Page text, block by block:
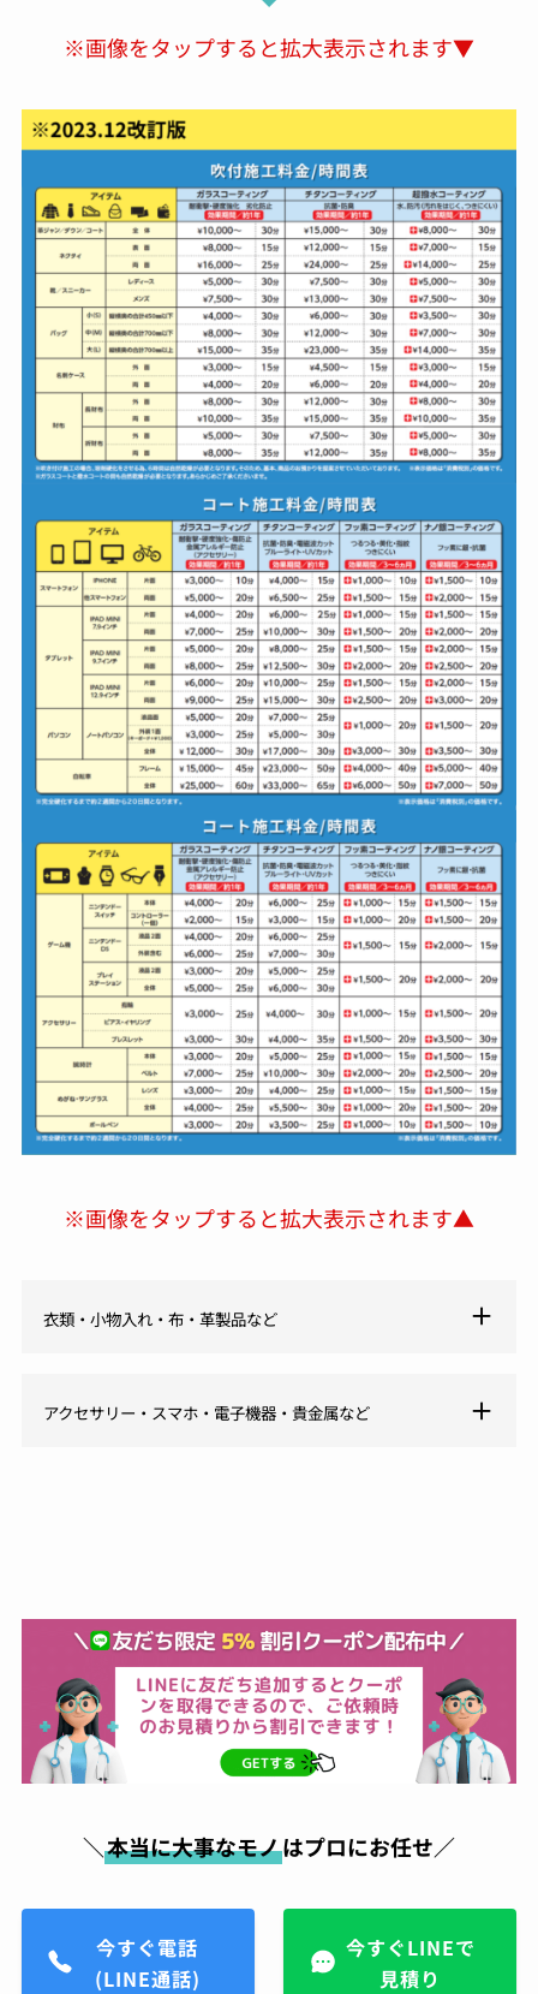
※画像をタップすると拡大表示されます▼
※画像をタップすると拡大表示されます▲
衣類・小物入れ・布・革製品など
アクセサリー・スマホ・電子機器・貴金属など
＼本当に大事なモノはプロにお任せ／
今すぐ電話
(LINE通話)
今すぐLINEで
見積り